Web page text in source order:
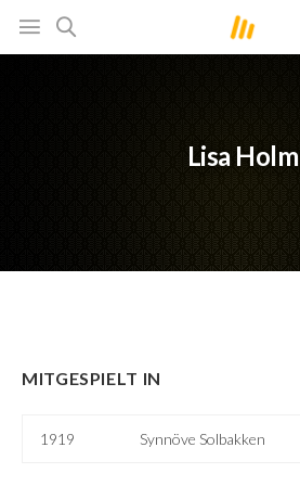
Lisa Holm
MITGESPIELT IN
1919 Synnöve Solbakken